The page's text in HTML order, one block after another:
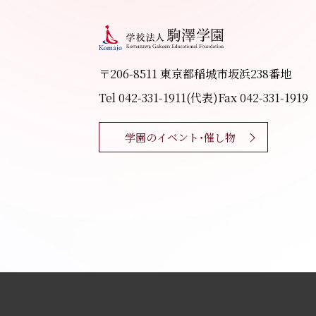
〒206-8511 東京都稲城市坂浜238番地
Tel 042-331-1911(代表)Fax 042-331-1919
学園のイベント・催し物